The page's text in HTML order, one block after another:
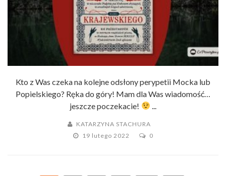
Kto z Was czeka na kolejne odsłony perypetii Mocka lub
Popielskiego? Ręka do góry! Mam dla Was wiadomość…
jeszcze poczekacie!
...
KATARZYNA STACHURA
19 lutego 2022
0